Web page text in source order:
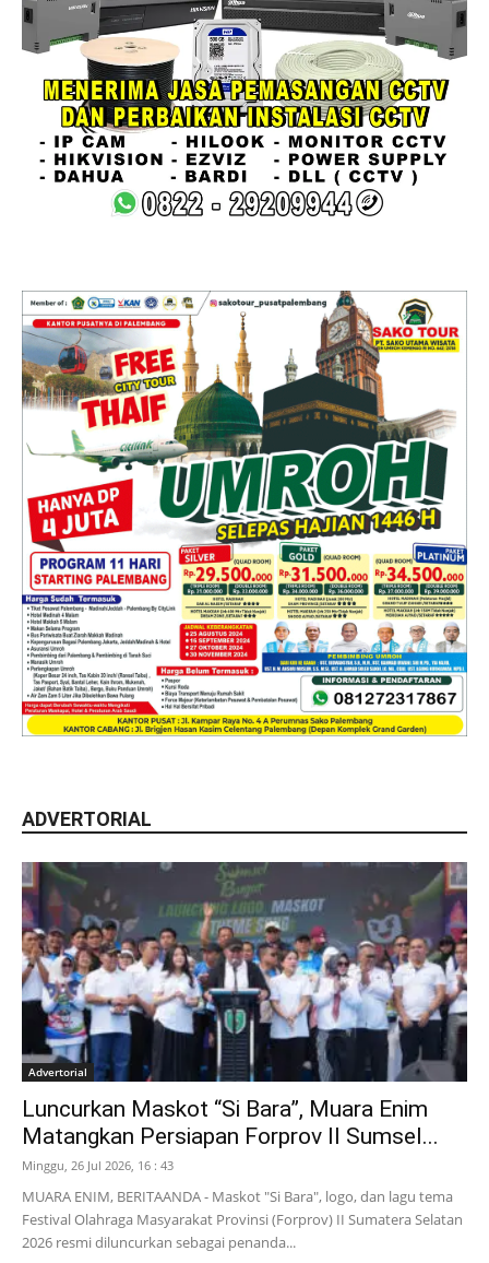
ADVERTORIAL
Advertorial
Luncurkan Maskot “Si Bara”, Muara Enim
Matangkan Persiapan Forprov II Sumsel...
Minggu, 26 Jul 2026, 16 : 43
MUARA ENIM, BERITAANDA - Maskot "Si Bara", logo, dan lagu tema
Festival Olahraga Masyarakat Provinsi (Forprov) II Sumatera Selatan
2026 resmi diluncurkan sebagai penanda...